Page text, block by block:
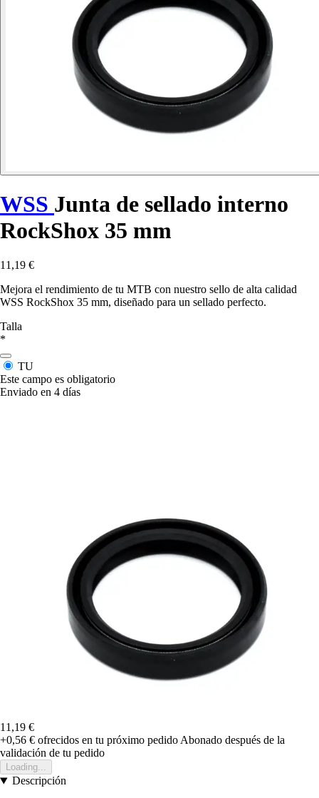
WSS Junta de sellado interno
RockShox 35 mm
11,19 €
Mejora el rendimiento de tu MTB con nuestro sello de alta calidad
WSS RockShox 35 mm, diseñado para un sellado perfecto.
Talla
*
TU
Este campo es obligatorio
Enviado en 4 días
11,19 €
+0,56 € ofrecidos en tu próximo pedido Abonado después de la
validación de tu pedido
Loading...
Descripción